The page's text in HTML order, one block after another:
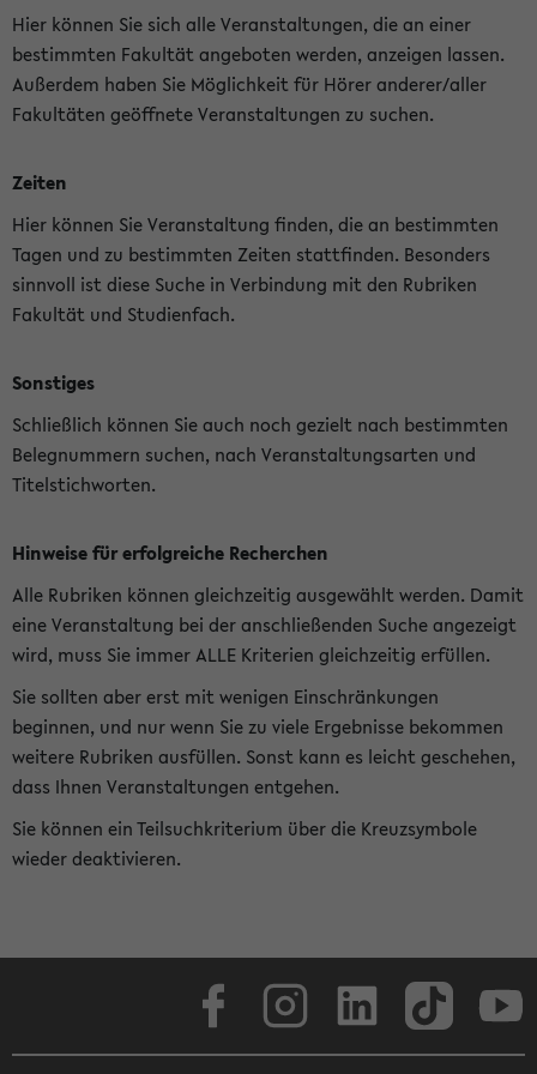
Hier können Sie sich alle Veranstaltungen, die an einer
bestimmten Fakultät angeboten werden, anzeigen lassen.
Außerdem haben Sie Möglichkeit für Hörer anderer/aller
Fakultäten geöffnete Veranstaltungen zu suchen.
Zeiten
Hier können Sie Veranstaltung finden, die an bestimmten
Tagen und zu bestimmten Zeiten stattfinden. Besonders
sinnvoll ist diese Suche in Verbindung mit den Rubriken
Fakultät und Studienfach.
Sonstiges
Schließlich können Sie auch noch gezielt nach bestimmten
Belegnummern suchen, nach Veranstaltungsarten und
Titelstichworten.
Hinweise für erfolgreiche Recherchen
Alle Rubriken können gleichzeitig ausgewählt werden. Damit
eine Veranstaltung bei der anschließenden Suche angezeigt
wird, muss Sie immer ALLE Kriterien gleichzeitig erfüllen.
Sie sollten aber erst mit wenigen Einschränkungen
beginnen, und nur wenn Sie zu viele Ergebnisse bekommen
weitere Rubriken ausfüllen. Sonst kann es leicht geschehen,
dass Ihnen Veranstaltungen entgehen.
Sie können ein Teilsuchkriterium über die Kreuzsymbole
wieder deaktivieren.